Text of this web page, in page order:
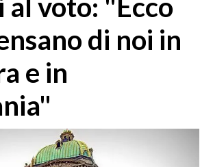
al voto: "Ecco
di noi in
e in